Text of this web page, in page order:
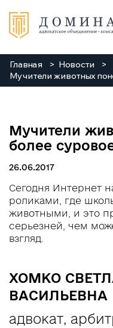
Услуги
Команда
Новости
Заходи
Контакты
Главная
Новости
Мучители
более
26.06.2017
Сегодня Интернет
роликами, где
животными, и это
серьезней, чем
взгляд.
ХОМКО
ВАСИЛЬЕВНА
адвокат,